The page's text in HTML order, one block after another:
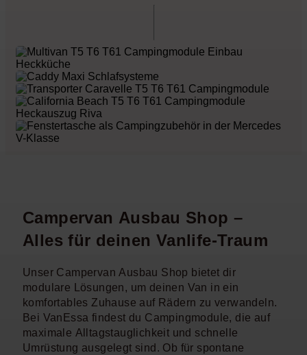
Campervan Ausbau Shop –
Alles für deinen Vanlife-Traum
Unser Campervan Ausbau Shop bietet dir
modulare Lösungen, um deinen Van in ein
komfortables Zuhause auf Rädern zu verwandeln.
Bei VanEssa findest du Campingmodule, die auf
maximale Alltagstauglichkeit und schnelle
Umrüstung ausgelegt sind. Ob für spontane